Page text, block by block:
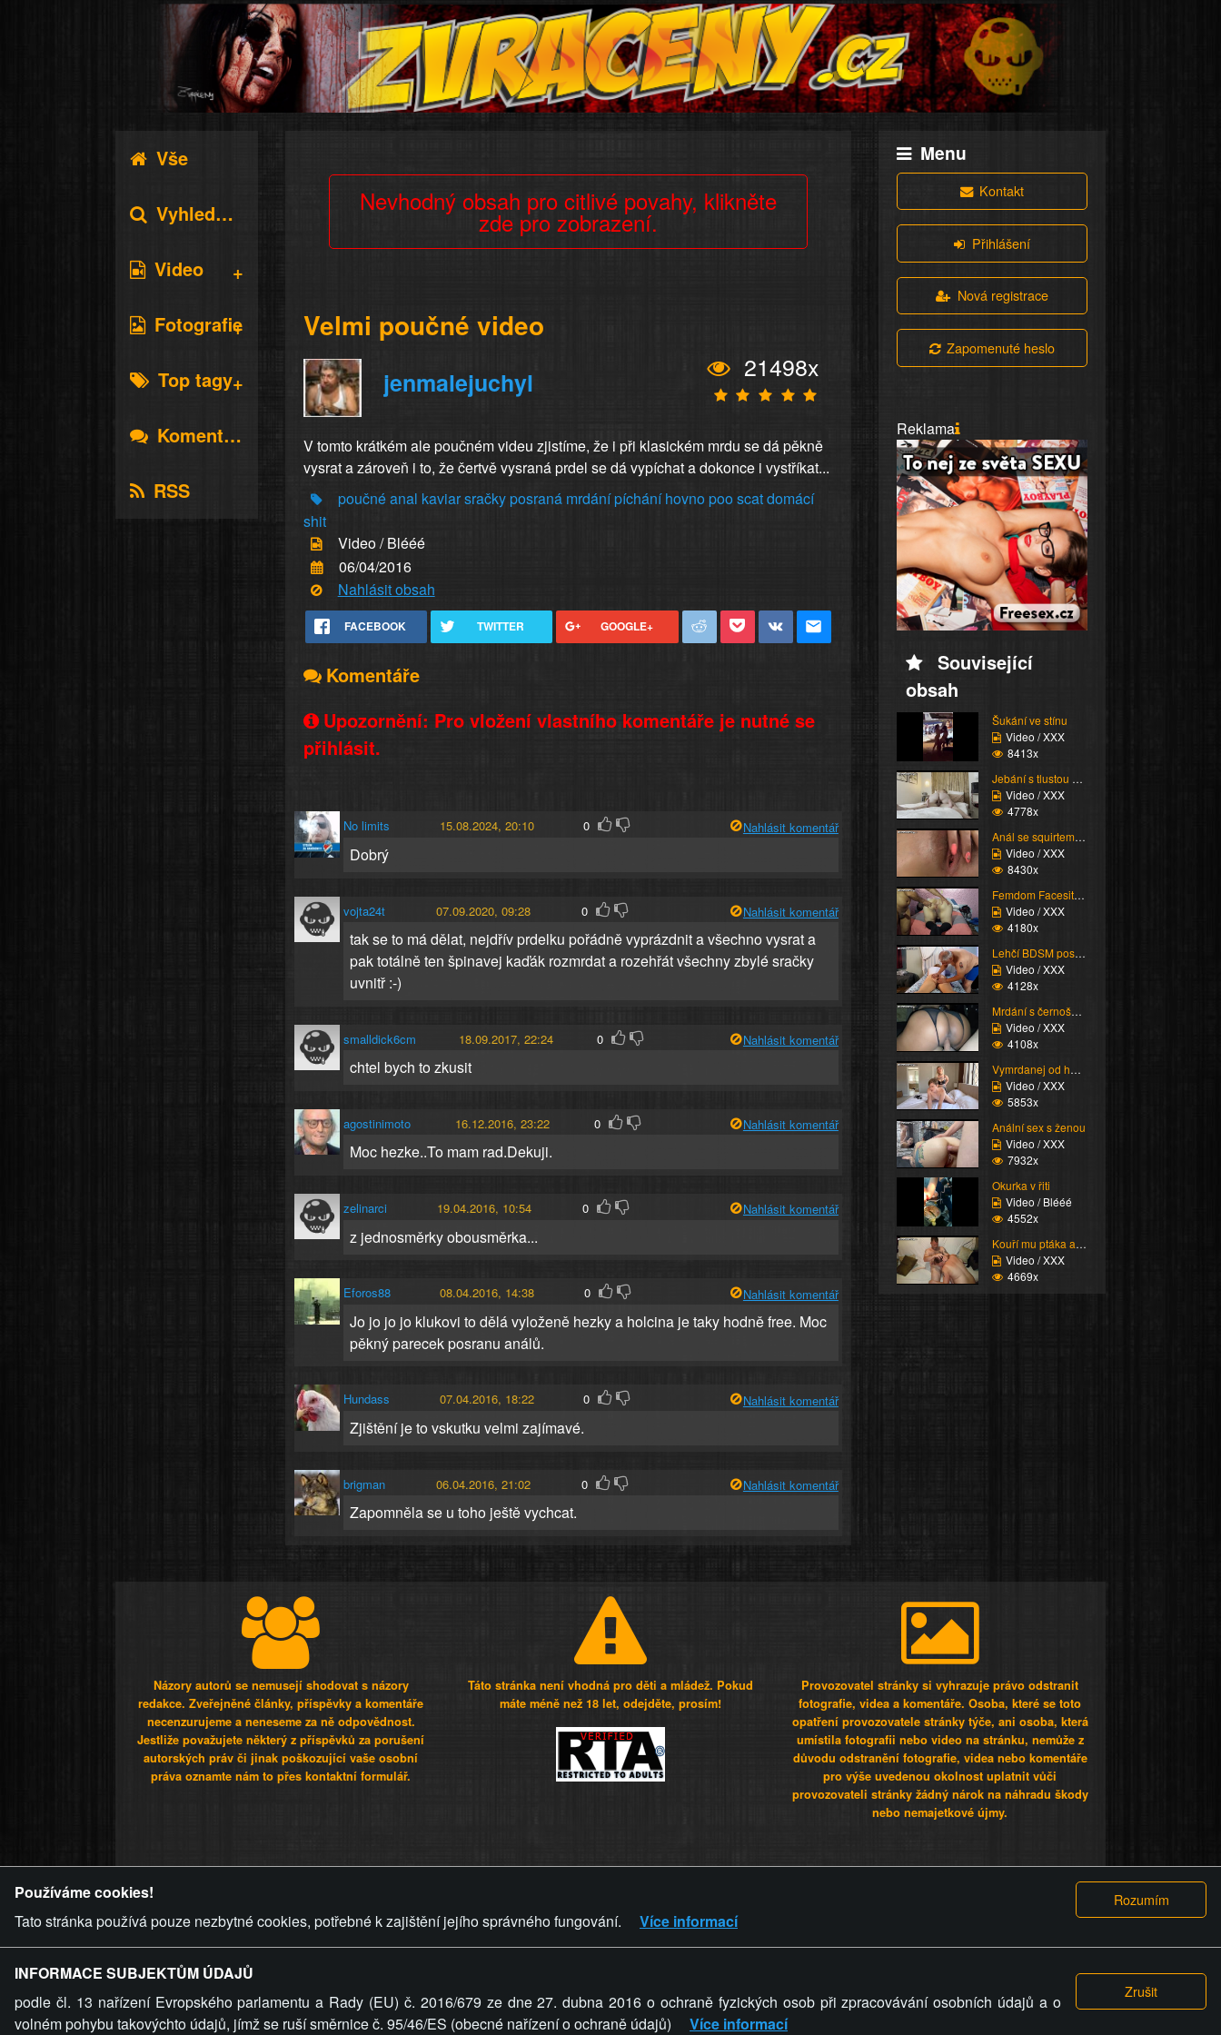
Vše
Vyhledávání
Video
Fotografie
Top tagy
Komentáře
RSS
Nevhodný obsah pro citlivé povahy, klikněte
zde pro zobrazení.
Velmi poučné video
jenmalejuchyl
21498x
V tomto krátkém ale poučném videu zjistíme, že i při klasickém mrdu se dá pěkně
vysrat a zároveň i to, že čertvě vysraná prdel se dá vypíchat a dokonce i vystříkat...
poučnéanal kaviarsračkyposraná mrdánípíchání hovnopoo scatdomácí
shit
Video / Blééé
06/04/2016
Nahlásit obsah
FACEBOOK TWITTER GOOGLE+
Komentáře
Upozornění: Pro vložení vlastního komentáře je nutné se
přihlásit.
No limits 15.08.2024, 20:10 0 Nahlásit komentář
Dobrý
vojta24t 07.09.2020, 09:28 0 Nahlásit komentář
tak se to má dělat, nejdřív prdelku pořádně vyprázdnit a všechno vysrat a
pak totálně ten špinavej kaďák rozmrdat a rozehřát všechny zbylé sračky
uvnitř :-)
smalldick6cm 18.09.2017, 22:24 0 Nahlásit komentář
chtel bych to zkusit
agostinimoto 16.12.2016, 23:22 0 Nahlásit komentář
Moc hezke..To mam rad.Dekuji.
zelinarci 19.04.2016, 10:54 0 Nahlásit komentář
z jednosměrky obousměrka...
Eforos88 08.04.2016, 14:38 0 Nahlásit komentář
Jo jo jo jo klukovi to dělá vyloženě hezky a holcina je taky hodně free. Moc
pěkný parecek posranu análů.
Hundass 07.04.2016, 18:22 0 Nahlásit komentář
Zjištění je to vskutku velmi zajímavé.
brigman 06.04.2016, 21:02 0 Nahlásit komentář
Zapomněla se u toho ještě vychcat.
Menu
Kontakt
Přihlášení
Nová registrace
Zapomenuté heslo
Reklama
Související
obsah
Šukání ve stínu
Video / XXX
8413x
Jebání s tlustou Scani...
Video / XXX
4778x
Anál se squirtem nakon...
Video / XXX
8430x
Femdom Facesitting vol...
Video / XXX
4180x
Lehčí BDSM postaršího ...
Video / XXX
4128x
Mrdání s černoškou
Video / XXX
4108x
Vymrdanej od holky
Video / XXX
5853x
Anální sex s ženou
Video / XXX
7932x
Okurka v řiti
Video / Blééé
4552x
Kouří mu ptáka a líže ...
Video / XXX
4669x
Názory autorů se nemusejí shodovat s názory
redakce. Zveřejněné články, příspěvky a komentáře
necenzurujeme a neneseme za ně odpovědnost.
Jestliže považujete některý z příspěvků za porušení
autorských práv či jinak poškozující vaše osobní
práva oznamte nám to přes kontaktní formulář.
Táto stránka není vhodná pro děti a mládež. Pokud
máte méně než 18 let, odejděte, prosím!
Provozovatel stránky si vyhrazuje právo odstranit
fotografie, videa a komentáře. Osoba, které se toto
opatření provozovatele stránky týče, ani osoba, která
umístila fotografii nebo video na stránku, nemůže z
důvodu odstranění fotografie, videa nebo komentáře
pro výše uvedenou okolnost uplatnit vůči
provozovateli stránky žádný nárok na náhradu škody
nebo nemajetkové újmy.
ZVRÁCENÝ.CZ PRAVIDLA A PODMÍNKY GDPR COOKIES
Používáme cookies!
Tato stránka používá pouze nezbytné cookies, potřebné k zajištění jejího správného fungování.
Více informací
INFORMACE SUBJEKTŮM ÚDAJŮ
podle čl. 13 nařízení Evropského parlamentu a Rady (EU) č. 2016/679 ze dne 27. dubna 2016 o ochraně fyzických osob při zpracovávání osobních údajů a o
volném pohybu takovýchto údajů, jímž se ruší směrnice č. 95/46/ES (obecné nařízení o ochraně údajů)
Více informací